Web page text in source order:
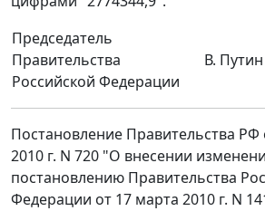
Председатель
Правительства
Российской Федерации
В. Путин
Постановление Правительства РФ
2010 г. N 720 "О внесении
постановлению Правительства
Федерации от 17 марта 2010 г. N